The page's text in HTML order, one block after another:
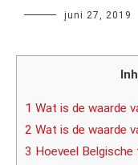
Author juni 27, 2019
1 Wat is de waarde
2 Wat is de waarde
3 Hoeveel Belgische